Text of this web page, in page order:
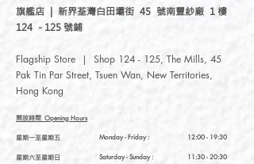
旗艦店 | 新界荃灣白田壩街 45 號南豐紗廠 1 樓
124 - 125 號鋪
Flagship Store | Shop 124 - 125, The Mills, 45
Pak Tin Par Street, Tsuen Wan, New Territories,
Hong Kong
開放時間 Opening Hours
星期一至星期五
星期六至星期日
12:00 - 19:30
11:30 - 20:30
Monday - Friday :
Saturday- Sunday :